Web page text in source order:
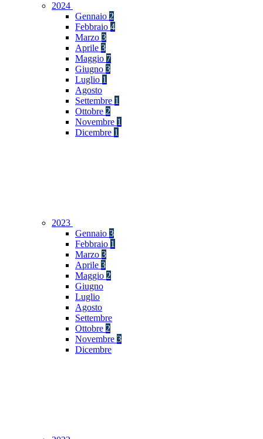
2024
Gennaio 2
Febbraio 4
Marzo 3
Aprile 3
Maggio 7
Giugno 3
Luglio 1
Agosto
Settembre 1
Ottobre 2
Novembre 1
Dicembre 1
2023
Gennaio 3
Febbraio 1
Marzo 3
Aprile 3
Maggio 2
Giugno
Luglio
Agosto
Settembre
Ottobre 2
Novembre 3
Dicembre